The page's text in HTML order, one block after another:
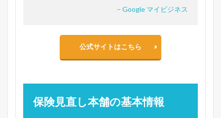
– Google マイビジネス
公式サイトはこちら
保険見直し本舗の基本情報